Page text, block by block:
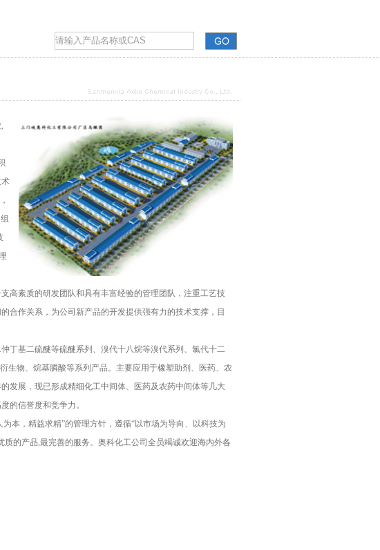
术
高素质的研发团队和具有丰富经验的管理团队，注重工艺技
合作关系，为公司新产品的开发提供强有力的技术支撑，目
丁基二硫醚等硫醚系列、溴代十八烷等溴代系列、氯代十二
生物、烷基膦酸等系列产品。主要应用于橡塑助剂、医药、农
发展，现已形成精细化工中间体、医药及农药中间体等几大
的信誉度和竞争力。
本，精益求精”的管理方针，遵循“以市场为导向、以科技为
的产品,最完善的服务。奥科化工公司全员竭诚欢迎海内外各